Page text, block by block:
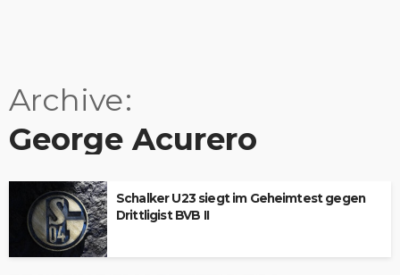
Archive
George Acurero
Schalker U23 siegt im Geheimtest gegen
Drittligist BVB II